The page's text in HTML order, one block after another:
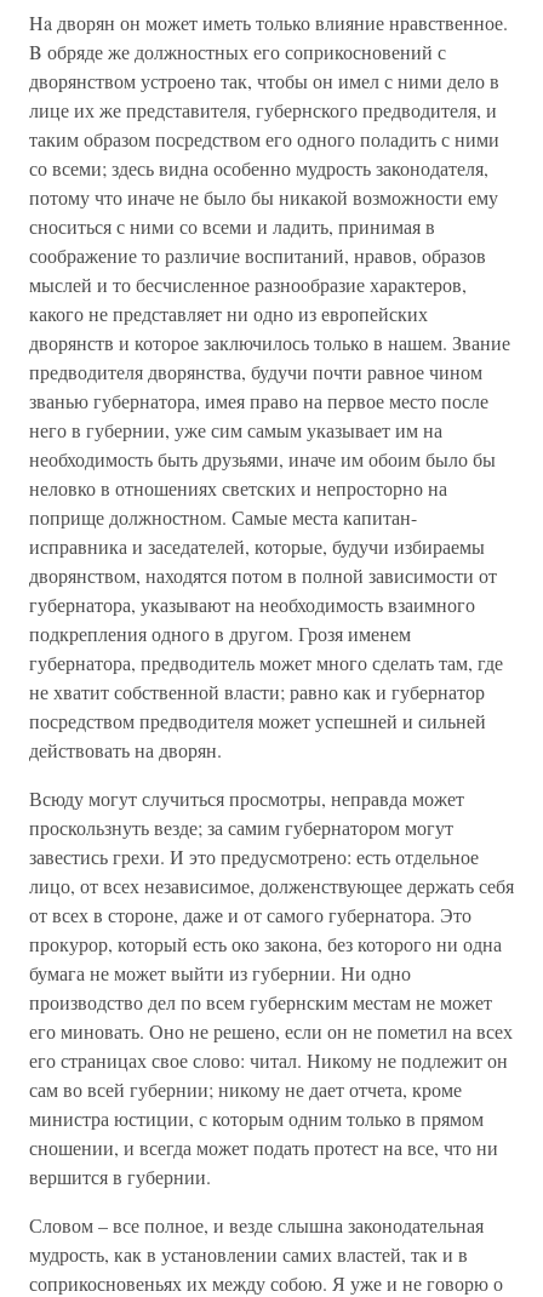
Ha дворян он может иметь только влияние нравственное.
B обряде же должностных его соприкосновений с
дворянством устроено так, чтобы он имел с ними дело в
лице их же представителя, губернского предводителя, и
таким образом посредством его одного поладить с ними
со всеми; здесь видна особенно мудрость законодателя,
потому что иначе не было бы никакой возможности ему
сноситься с ними со всеми и ладить, принимая в
соображение то различие воспитаний, нравов, образов
мыслей и то бесчисленное разнообразие характеров,
какого не представляет ни одно из европейских
дворянств и которое заключилось только в нашем. Звание
предводителя дворянства, будучи почти равное чином
званью губернатора, имея право на первое место после
него в губернии, уже сим самым указывает им на
необходимость быть друзьями, иначе им обоим было бы
неловко в отношениях светских и непросторно на
поприще должностном. Самые места капитан-
исправника и заседателей, которые, будучи избираемы
дворянством, находятся потом в полной зависимости от
губернатора, указывают на необходимость взаимного
подкрепления одного в другом. Грозя именем
губернатора, предводитель может много сделать там, где
не хватит собственной власти; равно как и губернатор
посредством предводителя может успешней и сильней
действовать на дворян.
Всюду могут случиться просмотры, неправда может
проскользнуть везде; за самим губернатором могут
завестись грехи. И это предусмотрено: есть отдельное
лицо, от всех независимое, долженствующее держать себя
от всех в стороне, даже и от самого губернатора. Это
прокурор, который есть око закона, без которого ни одна
бумага не может выйти из губернии. Ни одно
производство дел по всем губернским местам не может
его миновать. Оно не решено, если он не пометил на всех
его страницах свое слово: читал. Никому не подлежит он
сам во всей губернии; никому не дает отчета, кроме
министра юстиции, с которым одним только в прямом
сношении, и всегда может подать протест на все, что ни
вершится в губернии.
Словом – все полное, и везде слышна законодательная
мудрость, как в установлении самих властей, так и в
соприкосновеньях их между собою. Я уже и не говорю о